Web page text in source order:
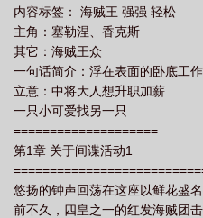
内容标签： 海贼王 强强 轻松
主角：塞勒涅、香克斯
其它：海贼王众
一句话简介：浮在表面的卧底工作
立意：中将大人想升职加薪
一只小可爱找另一只
====================
第1章 关于间谍活动1
悠扬的钟声回荡在这座以鲜花盛名
前不久，四皇之一的红发海贼团